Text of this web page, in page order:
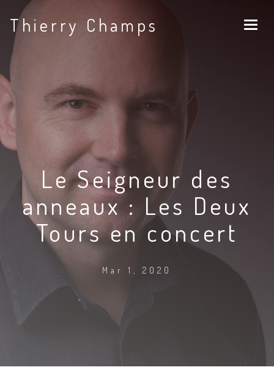
Thierry Champs
Le Seigneur des
anneaux : Les Deux
Tours en concert
Mar 1, 2020